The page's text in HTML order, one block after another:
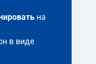
на
в виде